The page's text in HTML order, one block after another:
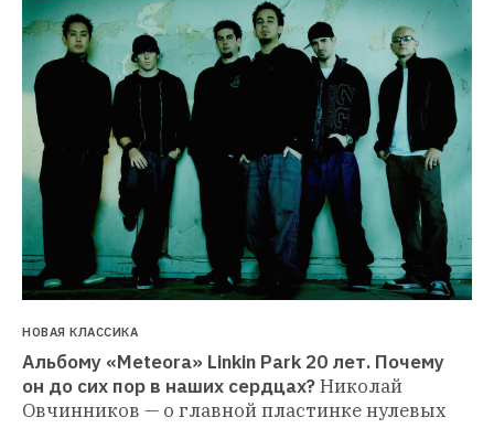
НОВАЯ КЛАССИКА
Альбому «Meteora» Linkin Park 20 лет. Почему
он до сих пор в наших сердцах?Николай
Овчинников — о главной пластинке нулевых